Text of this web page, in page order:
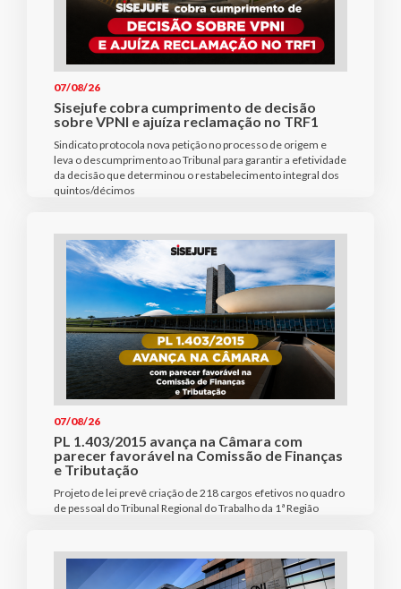
07/08/26
Sisejufe cobra cumprimento de decisão
sobre VPNI e ajuíza reclamação no TRF1
Sindicato protocola nova petição no processo de origem e
leva o descumprimento ao Tribunal para garantir a efetividade
da decisão que determinou o restabelecimento integral dos
quintos/décimos
07/08/26
PL 1.403/2015 avança na Câmara com
parecer favorável na Comissão de Finanças
e Tributação
Projeto de lei prevê criação de 218 cargos efetivos no quadro
de pessoal do Tribunal Regional do Trabalho da 1ª Região